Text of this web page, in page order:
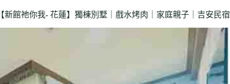
【新館祂你我- 花蓮】獨棟別墅｜戲水烤肉｜家庭親子｜吉安民宿